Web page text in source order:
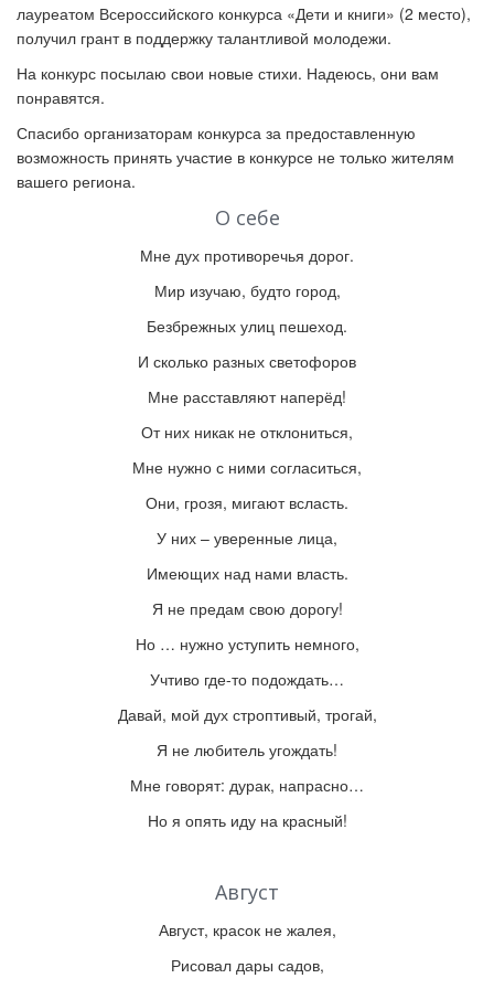
лауреатом Всероссийского конкурса «Дети и книги» (2 место),
получил грант в поддержку талантливой молодежи.
На конкурс посылаю свои новые стихи. Надеюсь, они вам
понравятся.
Спасибо организаторам конкурса за предоставленную
возможность принять участие в конкурсе не только жителям
вашего региона.
О себе
Мне дух противоречья дорог.
Мир изучаю, будто город,
Безбрежных улиц пешеход.
И сколько разных светофоров
Мне расставляют наперёд!
От них никак не отклониться,
Мне нужно с ними согласиться,
Они, грозя, мигают всласть.
У них – уверенные лица,
Имеющих над нами власть.
Я не предам свою дорогу!
Но … нужно уступить немного,
Учтиво где-то подождать…
Давай, мой дух строптивый, трогай,
Я не любитель угождать!
Мне говорят: дурак, напрасно…
Но я опять иду на красный!
Август
Август, красок не жалея,
Рисовал дары садов,